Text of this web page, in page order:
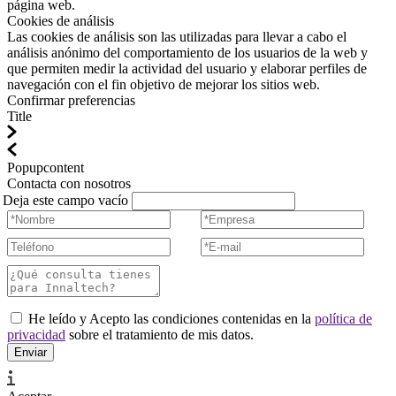
página web.
Cookies de análisis
Las cookies de análisis son las utilizadas para llevar a cabo el
análisis anónimo del comportamiento de los usuarios de la web y
que permiten medir la actividad del usuario y elaborar perfiles de
navegación con el fin objetivo de mejorar los sitios web.
Confirmar preferencias
Title
Popupcontent
Contacta con nosotros
Deja este campo vacío
He leído y Acepto las condiciones contenidas en la política de
privacidad sobre el tratamiento de mis datos.